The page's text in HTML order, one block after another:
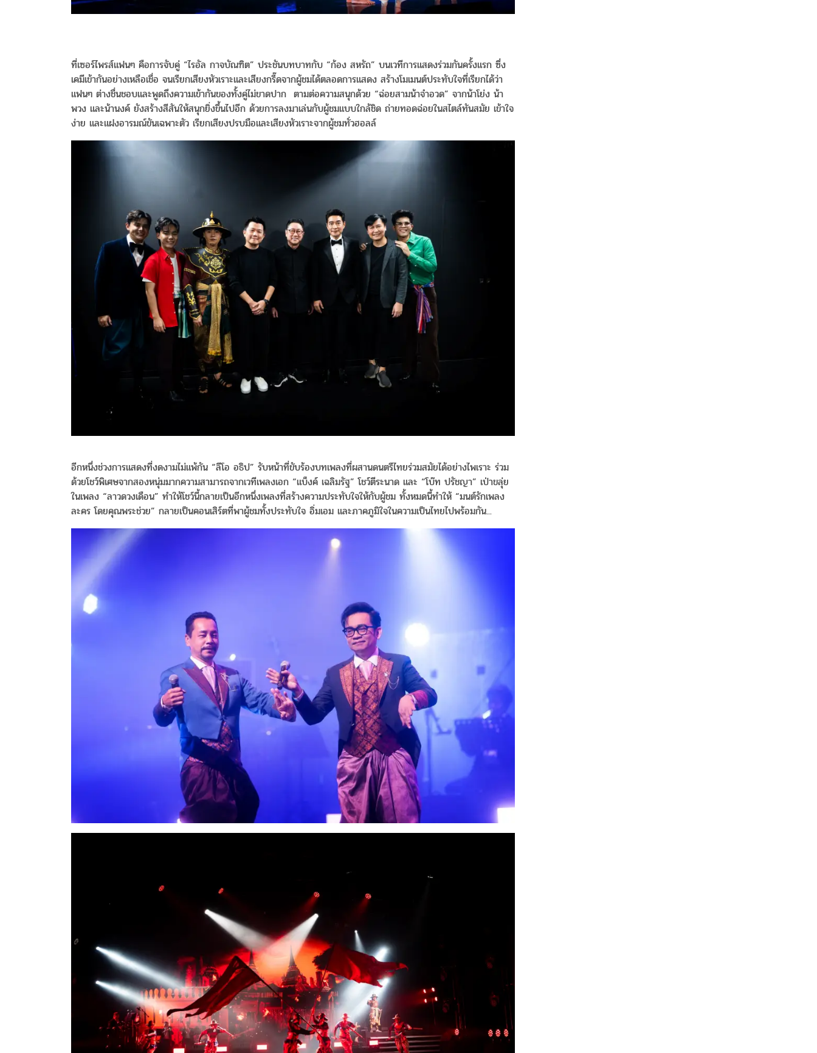
ที่เซอร์ไพรส์แฟนๆ คือการจับคู่ “ไรอัล กาจบัณฑิต” ประชันบทบาทกับ “ก้อง สหรัถ” บนเวทีการแสดงร่วมกันครั้งแรก ซึ่ง
เคมีเข้ากันอย่างเหลือเชื่อ จนเรียกเสียงหัวเราะและเสียงกรี๊ดจากผู้ชมได้ตลอดการแสดง สร้างโมเมนต์ประทับใจที่เรียกได้ว่า
แฟนๆ ต่างชื่นชอบและพูดถึงความเข้ากันของทั้งคู่ไม่ขาดปาก ตามต่อความสนุกด้วย “ฉ่อยสามน้าจำอวด” จากน้าโย่ง น้า
พวง และน้านงค์ ยังสร้างสีสันให้สนุกยิ่งขึ้นไปอีก ด้วยการลงมาเล่นกับผู้ชมแบบใกล้ชิด ถ่ายทอดฉ่อยในสไตล์ทันสมัย เข้าใจ
ง่าย และแฝงอารมณ์ขันเฉพาะตัว เรียกเสียงปรบมือและเสียงหัวเราะจากผู้ชมทั่วฮอลล์
อีกหนึ่งช่วงการแสดงที่งดงามไม่แพ้กัน “ลีโอ อธิป” รับหน้าที่ขับร้องบทเพลงที่ผสานดนตรีไทยร่วมสมัยได้อย่างไพเราะ ร่วม
ด้วยโชว์พิเศษจากสองหนุ่มมากความสามารถจากเวทีเพลงเอก “แบ็งค์ เฉลิมรัฐ” โชว์ตีระนาด และ “โบ๊ท ปรัชญา” เป่าขลุ่ย
ในเพลง “ลาวดวงเดือน” ทำให้โชว์นี้กลายเป็นอีกหนึ่งเพลงที่สร้างความประทับใจให้กับผู้ชม ทั้งหมดนี้ทำให้ “มนต์รักเพลง
ละคร โดยคุณพระช่วย” กลายเป็นคอนเสิร์ตที่พาผู้ชมทั้งประทับใจ อิ่มเอม และภาคภูมิใจในความเป็นไทยไปพร้อมกัน...